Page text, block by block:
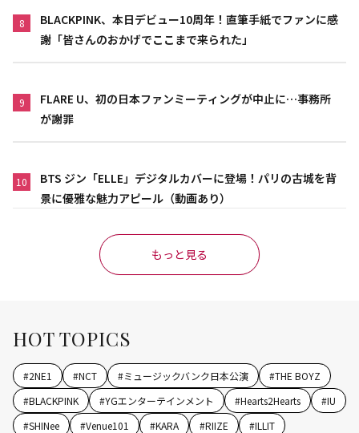
8
BLACKPINK、本日デビュー10周年！直筆手紙でファンに感
謝「皆さんのおかげでここまで来られた」
9
FLARE U、初の日本ファンミーティングが中止に…事務所
が謝罪
10
BTS ジン「ELLE」デジタルカバーに登場！パリの古城を背
景に優雅な魅力アピール（動画あり）
もっと見る
HOT TOPICS
#2NE1 #NCT #ミュージックバンク日本公演 #THE BOYZ
#BLACKPINK #YGエンターテインメント #Hearts2Hearts #IU
#SHINee #Venue101 #KARA #RIIZE #ILLIT